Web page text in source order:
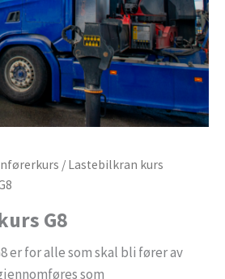
/ Lastebilkran kurs
G8
er for alle som skal bli fører av
som